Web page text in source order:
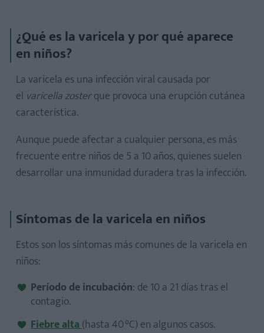
¿Qué es la varicela y por qué aparece
en niños?
La varicela es una infección viral causada por
el varicella zosterque provoca una erupción cutánea
característica.
Aunque puede afectar a cualquier persona, es más
frecuente entre niños de 5 a 10 años, quienes suelen
desarrollar una inmunidad duradera tras la infección.
Síntomas de la varicela en niños
Estos son los síntomas más comunes de la varicela en
niños:
Período de incubación: de 10 a 21 días tras el
contagio.
Fiebre alta(hasta 40 °C) en algunos casos.